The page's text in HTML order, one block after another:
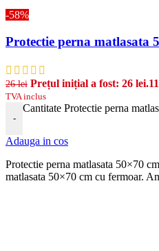
-58%
Protectie perna matlasata
26lei Prețul inițial a fost: 26 lei.11
TVA inclus
-
Cantitate Protectie perna
Adauga in cos
Protectie perna matlasata 50×70
matlasata 50×70 cm cu fermoar.